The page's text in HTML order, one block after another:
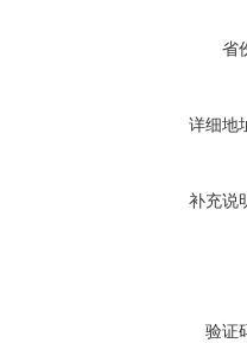
省
详细地
补充说
验证